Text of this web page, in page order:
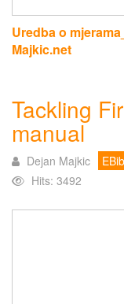
Uredba o
Majkic.net
Tackling
manual
Dejan Majkic
Hits: 3492